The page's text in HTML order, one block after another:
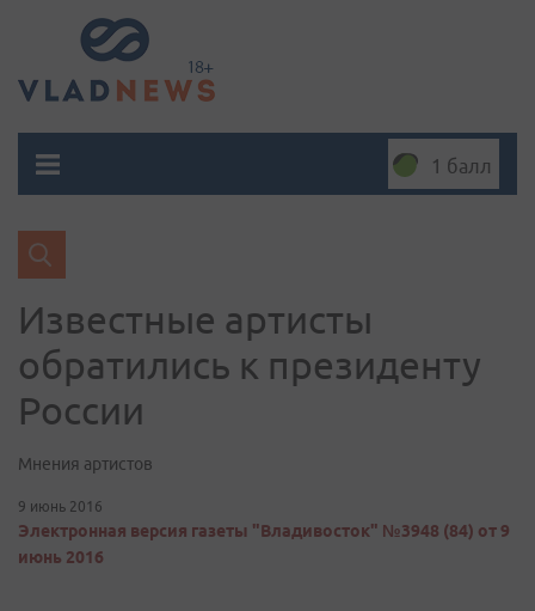
1 балл
Известные артисты
обратились к президенту
России
Мнения артистов
9 июнь 2016
Электронная версия газеты "Владивосток" №3948 (84) от 9
июнь 2016